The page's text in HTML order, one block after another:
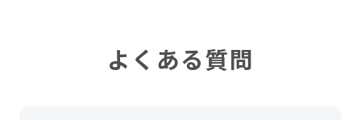
よくある質問